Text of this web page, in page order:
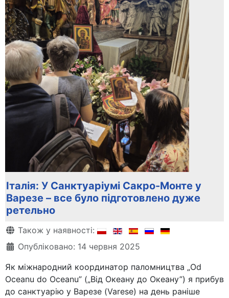
Італія: У Санктуаріумі Сакро-Монте у
Варезе – все було підготовлено дуже
ретельно
Деталі
Також у наявності:
Опубліковано: 14 червня 2025
Як міжнародний координатор паломництва „Od
Oceanu do Oceanu” („Від Океану до Океану”) я прибув
до санктуарію у Варезе (Varese) на день раніше